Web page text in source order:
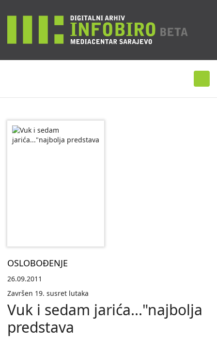
OSLOBOĐENJE
26.09.2011
Završen 19. susret lutaka
Vuk i sedam jarića..."najbolja
predstava